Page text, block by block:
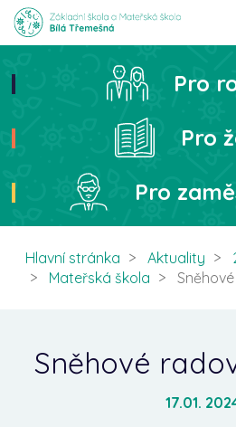
Hledat
Pro
Pro
Pro
Hlavní stránka Aktuality
Mateřská škola
Sněhové
17.01.